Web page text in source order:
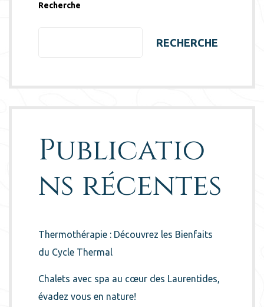
Recherche
RECHERCHE
Publicatio
ns récentes
Thermothérapie : Découvrez les Bienfaits
du Cycle Thermal
Chalets avec spa au cœur des Laurentides,
évadez vous en nature!